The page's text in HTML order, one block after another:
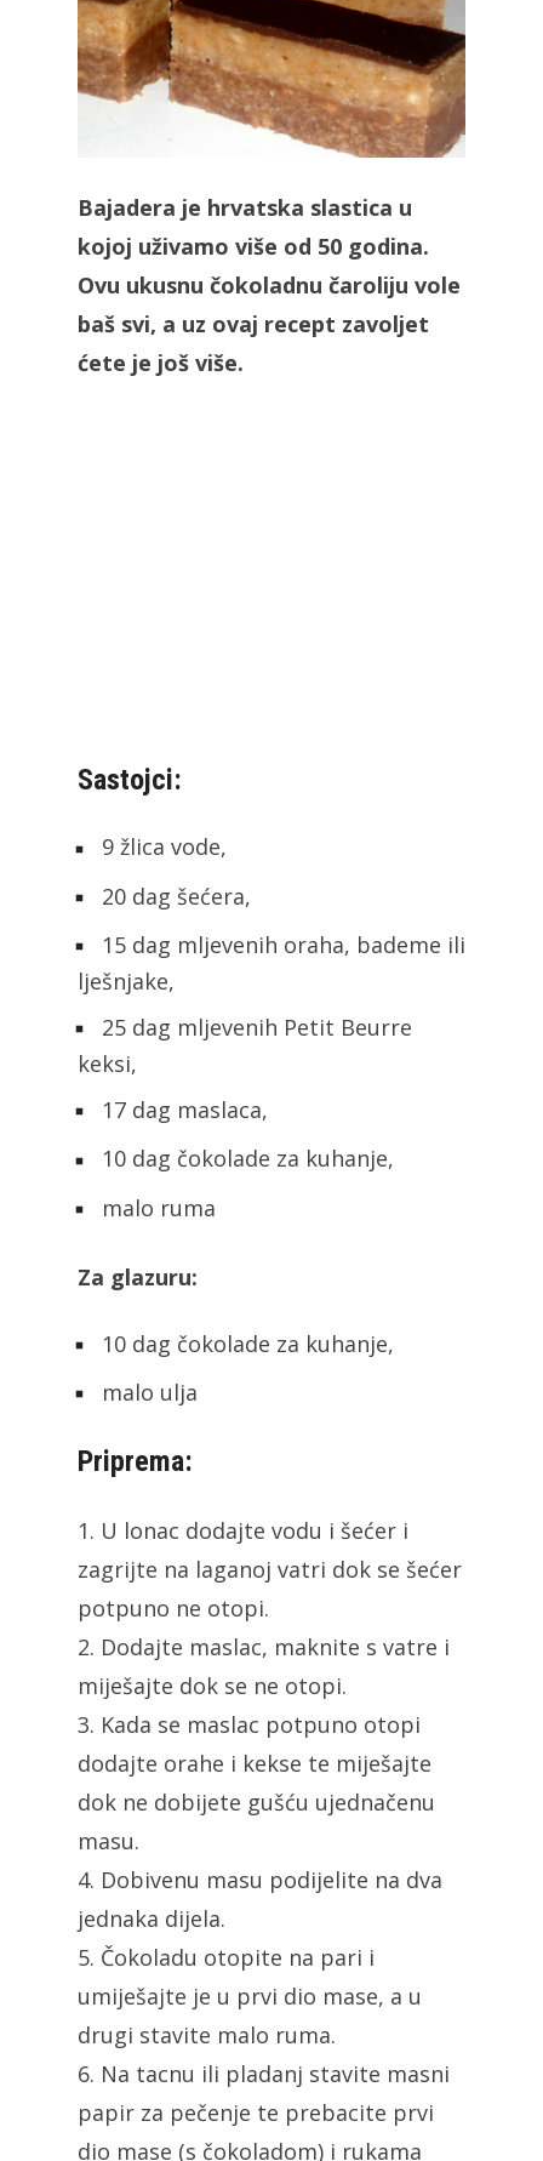
Bajadera je hrvatska slastica u
kojoj uživamo više od 50 godina.
Ovu ukusnu čokoladnu čaroliju vole
baš svi, a uz ovaj recept zavoljet
ćete je još više.
Sastojci:
9 žlica vode,
20 dag šećera,
15 dag mljevenih oraha, bademe ili
lješnjake,
25 dag mljevenih Petit Beurre
keksi,
17 dag maslaca,
10 dag čokolade za kuhanje,
malo ruma
Za glazuru:
10 dag čokolade za kuhanje,
malo ulja
Priprema:
1. U lonac dodajte vodu i šećer i
zagrijte na laganoj vatri dok se šećer
potpuno ne otopi.
2. Dodajte maslac, maknite s vatre i
miješajte dok se ne otopi.
3. Kada se maslac potpuno otopi
dodajte orahe i kekse te miješajte
dok ne dobijete gušću ujednačenu
masu.
4. Dobivenu masu podijelite na dva
jednaka dijela.
5. Čokoladu otopite na pari i
umiješajte je u prvi dio mase, a u
drugi stavite malo ruma.
6. Na tacnu ili pladanj stavite masni
papir za pečenje te prebacite prvi
dio mase (s čokoladom) i rukama